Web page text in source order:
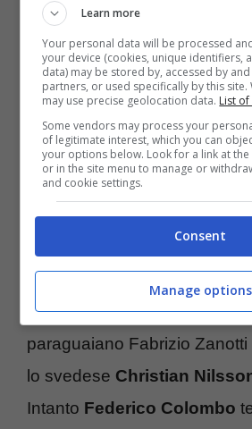
teutonicasi aggiudica anche
dell’European Tour dopo il
successo in World Cup al
Championship 2010
.
recupera molto nell’ultimo
ottavo, 26esimo
Kaymer conclude con
regolarità a 266 colpi (67 67
il par, staccando di quattro
paraguaiano Fabrizio
lo svedese Christian
Intanto Federico Colombo
Learn more
Your personal data will be processed
your device (cookies, unique identifiers,
data) may be stored by, accessed by
partners, or used specifically by this
may use precise geolocation data. List
Some vendors may process your
of legitimate interest, which you can
your options below. Look for a link at
or in the site menu to manage or
and cookie settings.
Consent
Manage options